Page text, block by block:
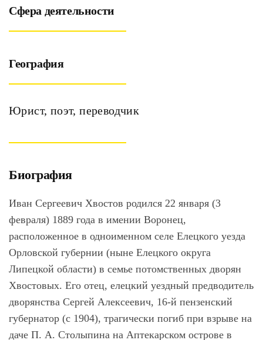
Юрист, поэт, переводчик
Биография
Иван Сергеевич Хвостов родился 22 января (3
февраля) 1889 года в имении Воронец,
расположенное в одноименном селе Елецкого уезда
Орловской губернии (ныне Елецкого округа
Липецкой области) в семье потомственных дворян
Хвостовых. Его отец, елецкий уездный предводитель
дворянства Сергей Алексеевич, 16-й пензенский
губернатор (с 1904), трагически погиб при взрыве на
даче П. А. Столыпина на Аптекарском острове в
Сфера деятельности
География